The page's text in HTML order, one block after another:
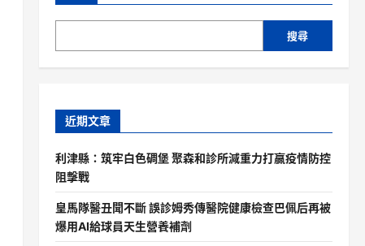
搜尋
近期文章
利津縣：筑牢白色碉堡 聚森和診所減重力打贏疫情防控
阻擊戰
皇馬隊醫丑聞不斷 誤診姆秀傳醫院健康檢查巴佩后再被
爆用AI給球員天生營養補劑